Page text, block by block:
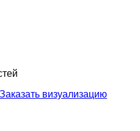
Заказать визуализацию